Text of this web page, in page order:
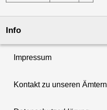
Info
Impressum
Kontakt zu unseren Ämtern